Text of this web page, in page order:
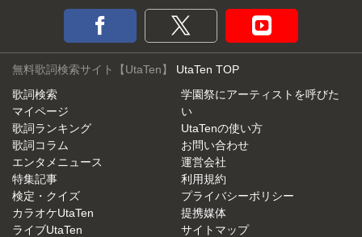
無料歌詞検索サイト【UtaTen】 UtaTen TOP
歌詞検索
マイページ
歌詞ランキング
歌詞コラム
エンタメニュース
特集記事
検定・クイズ
カラオケUtaTen
ライブUtaTen
学園祭にアーティストを呼びた
い
UtaTenの使い方
お問い合わせ
運営会社
利用規約
プライバシーポリシー
提携媒体
サイトマップ